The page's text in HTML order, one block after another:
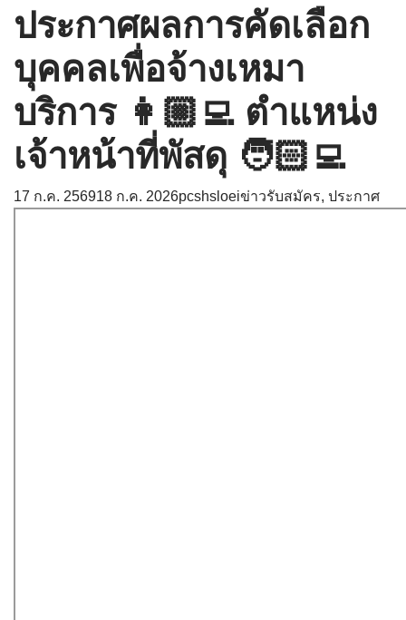
ประกาศผลการคัดเลือก
บุคคลเพื่อจ้างเหมา
บริการ 👩🏼‍💻 ตำแหน่ง
เจ้าหน้าที่พัสดุ 🧑🏻‍💻
17 ก.ค. 256918 ก.ค. 2026pcshsloeiข่าวรับสมัคร, ประกาศ